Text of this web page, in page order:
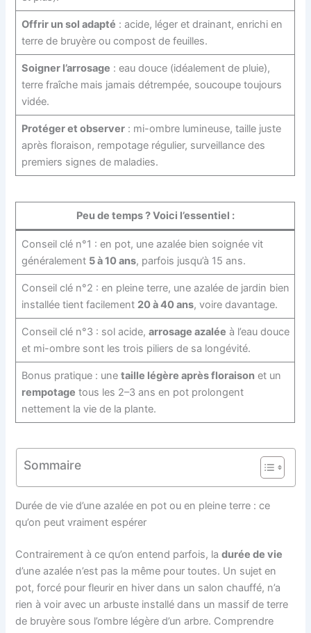
Offrir un sol adapté : acide, léger et drainant, enrichi en
terre de bruyère ou compost de feuilles.
Soigner l’arrosage : eau douce (idéalement de pluie),
terre fraîche mais jamais détrempée, soucoupe toujours
vidée.
Protéger et observer: mi-ombre lumineuse, taille juste
après floraison, rempotage régulier, surveillance des
premiers signes de maladies.
Peu de temps ? Voici l’essentiel :
Conseil clé n°1 : en pot, une azalée bien soignée vit
généralement 5 à 10 ans, parfois jusqu’à 15 ans.
Conseil clé n°2 : en pleine terre, une azalée de jardin bien
installée tient facilement 20 à 40 ans, voire davantage.
Conseil clé n°3 : sol acide, arrosage azalée à l’eau douce
et mi-ombre sont les trois piliers de sa longévité.
Bonus pratique : une taille légère après floraisonet un
rempotage tous les 2–3 ans en pot prolongent
nettement la vie de la plante.
Sommaire
Durée de vie d’une azalée en pot ou en pleine terre : ce
qu’on peut vraiment espérer
Contrairement à ce qu’on entend parfois, ladurée de vie
d’une azalée n’est pas la même pour toutes. Un sujet en
pot, forcé pour fleurir en hiver dans un salon chauffé, n’a
rien à voir avec un arbuste installé dans un massif de terre
de bruyère sous l’ombre légère d’un arbre. Comprendre